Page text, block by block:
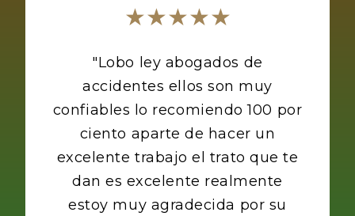
★★★★★
"Lobo ley abogados de
accidentes ellos son muy
confiables lo recomiendo 100 por
ciento aparte de hacer un
excelente trabajo el trato que te
dan es excelente realmente
estoy muy agradecida por su